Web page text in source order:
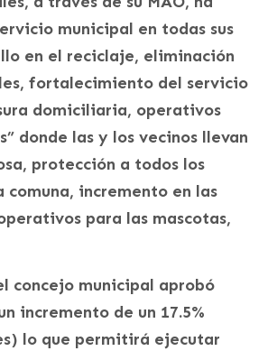
municipal en todas sus
en el reciclaje, eliminación
fortalecimiento del servicio
domiciliaria, operativos
donde las y los vecinos llevan
protección a todos los
comuna, incremento en las
para las mascotas,
concejo municipal aprobó
incremento de un 17.5%
lo que permitirá ejecutar